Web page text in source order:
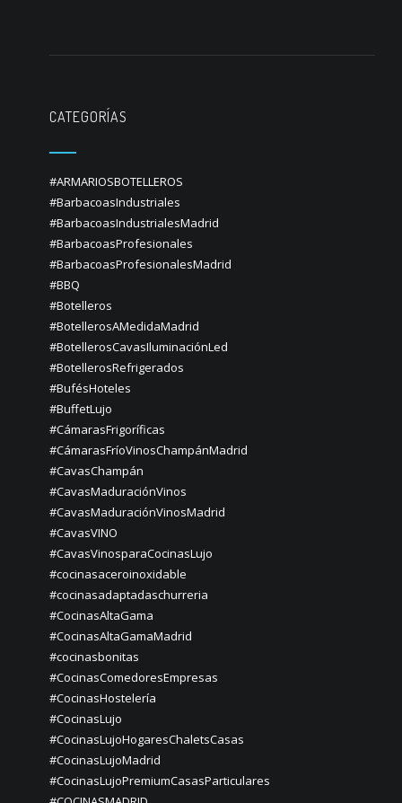
CATEGORÍAS
#ARMARIOSBOTELLEROS
#BarbacoasIndustriales
#BarbacoasIndustrialesMadrid
#BarbacoasProfesionales
#BarbacoasProfesionalesMadrid
#BBQ
#Botelleros
#BotellerosAMedidaMadrid
#BotellerosCavasIluminaciónLed
#BotellerosRefrigerados
#BufésHoteles
#BuffetLujo
#CámarasFrigoríficas
#CámarasFríoVinosChampánMadrid
#CavasChampán
#CavasMaduraciónVinos
#CavasMaduraciónVinosMadrid
#CavasVINO
#CavasVinosparaCocinasLujo
#cocinasaceroinoxidable
#cocinasadaptadaschurreria
#CocinasAltaGama
#CocinasAltaGamaMadrid
#cocinasbonitas
#CocinasComedoresEmpresas
#CocinasHostelería
#CocinasLujo
#CocinasLujoHogaresChaletsCasas
#CocinasLujoMadrid
#CocinasLujoPremiumCasasParticulares